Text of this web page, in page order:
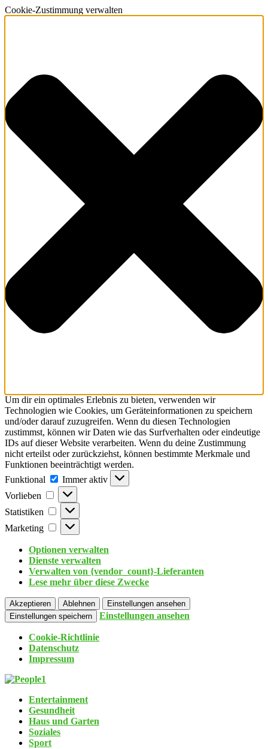
Cookie-Zustimmung verwalten
Um dir ein optimales Erlebnis zu bieten, verwenden wir
Technologien wie Cookies, um Geräteinformationen zu speichern
und/oder darauf zuzugreifen. Wenn du diesen Technologien
zustimmst, können wir Daten wie das Surfverhalten oder eindeutige
IDs auf dieser Website verarbeiten. Wenn du deine Zustimmung
nicht erteilst oder zurückziehst, können bestimmte Merkmale und
Funktionen beeinträchtigt werden.
Funktional
Immer aktiv
Vorlieben
Statistiken
Marketing
Optionen verwalten
Dienste verwalten
Verwalten von {vendor_count}-Lieferanten
Lese mehr über diese Zwecke
Akzeptieren Ablehnen
Einstellungen ansehen
Einstellungen speichern
Einstellungen ansehen
Cookie-Richtlinie
Datenschutz
Impressum
Entertainment
Gesundheit
Haus und Garten
Soziales
Sport